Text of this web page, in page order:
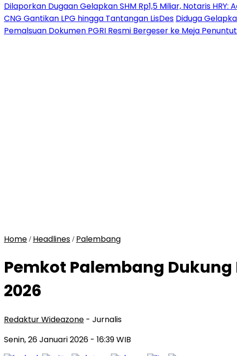
Dilaporkan Dugaan Gelapkan SHM Rp1,5 Miliar, Notaris
CNG Gantikan LPG hingga Tantangan LisDes Diduga
Pemalsuan Dokumen PGRI Resmi Bergeser ke Meja Penuntut
Home / Headlines / Palembang
Pemkot Palembang
2026
Redaktur Wideazone - Jurnalis
Senin, 26 Januari 2026 - 16:39 WIB